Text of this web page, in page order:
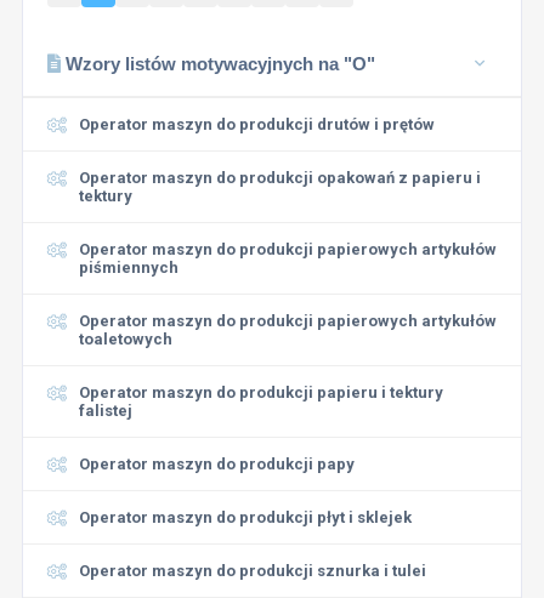
Wzory listów motywacyjnych na "O"
Operator maszyn do produkcji drutów i prętów
Operator maszyn do produkcji opakowań z papieru i
tektury
Operator maszyn do produkcji papierowych artykułów
piśmiennych
Operator maszyn do produkcji papierowych artykułów
toaletowych
Operator maszyn do produkcji papieru i tektury
falistej
Operator maszyn do produkcji papy
Operator maszyn do produkcji płyt i sklejek
Operator maszyn do produkcji sznurka i tulei